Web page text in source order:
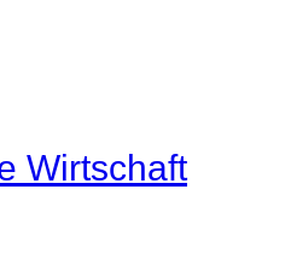
Wirtschaft